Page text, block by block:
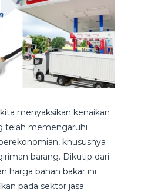
menyaksikan kenaikan
telah memengaruhi
khususnya
barang. Dikutip dari
harga bahan bakar ini
pada sektor jasa